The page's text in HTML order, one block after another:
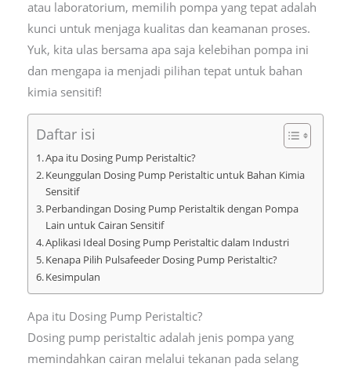
atau laboratorium, memilih pompa yang tepat adalah
kunci untuk menjaga kualitas dan keamanan proses.
Yuk, kita ulas bersama apa saja kelebihan pompa ini
dan mengapa ia menjadi pilihan tepat untuk bahan
kimia sensitif!
Daftar isi
Apa itu Dosing Pump Peristaltic?
Keunggulan Dosing Pump Peristaltic untuk Bahan Kimia
Sensitif
Perbandingan Dosing Pump Peristaltik dengan Pompa
Lain untuk Cairan Sensitif
Aplikasi Ideal Dosing Pump Peristaltic dalam Industri
Kenapa Pilih Pulsafeeder Dosing Pump Peristaltic?
Kesimpulan
Apa itu Dosing Pump Peristaltic?
Dosing pump peristaltic adalah jenis pompa yang
memindahkan cairan melalui tekanan pada selang